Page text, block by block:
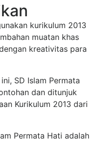
kurikulum 2013
muatan khas
kreativitas para
SD Islam Permata
dan ditunjuk
Kurikulum 2013 dari
Permata Hati adalah